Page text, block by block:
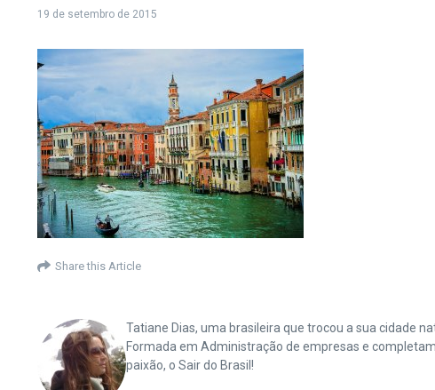
19 de setembro de 2015
Share this Article
Tatiane Dias, uma brasileira que trocou a sua cidade
Formada em Administração de empresas e
paixão, o Sair do Brasil!